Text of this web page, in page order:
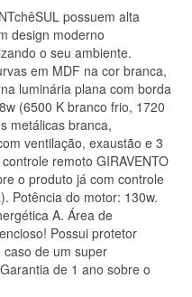
possuem alta
design moderno
o seu ambiente.
em MDF na cor branca,
luminária plana com borda
(6500 K branco frio, 1720
metálicas branca,
ventilação, exaustão e 3
remoto GIRAVENTO
o produto já com controle
Potência do motor: 130w.
A. Área de
Possui protetor
de um super
de 1 ano sobre o